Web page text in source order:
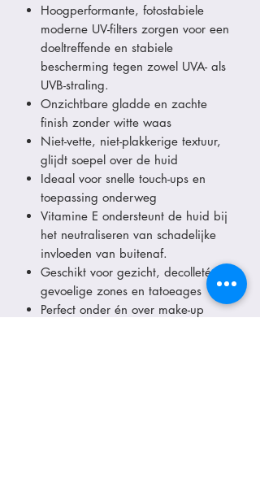
Hoogperformante, fotostabiele
moderne UV-filters zorgen voor een
doeltreffende en stabiele
bescherming tegen zowel UVA- als
UVB-straling.
Onzichtbare gladde en zachte
finish zonder witte waas
Niet-vette, niet-plakkerige textuur,
glijdt soepel over de huid
Ideaal voor snelle touch-ups en
toepassing onderweg
Vitamine E ondersteunt de huid bij
het neutraliseren van schadelijke
invloeden van buitenaf.
Geschikt voor gezicht, decolleté,
gevoelige zones en tatoeages
Perfect onder én over make-up